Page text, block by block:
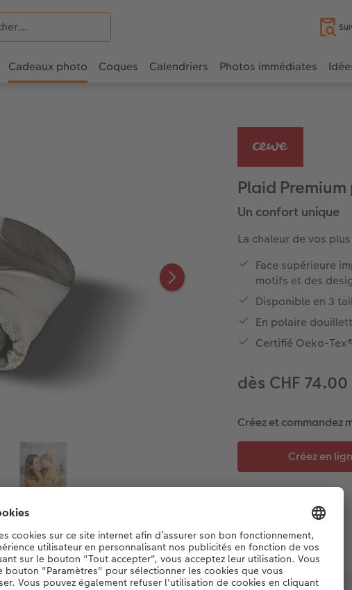
Cadeaux photo Coques Calendriers Photos immédiates
Plaid
Un confort unique
La chaleur de vos
Face supérieure
motifs et des
Disponible en 3
En polaire
Certifié Oeko-
dès CHF 74.00
Créez et commandez